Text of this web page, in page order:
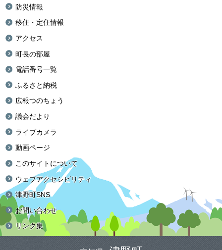
防災情報
移住・定住情報
アクセス
町長の部屋
電話番号一覧
ふるさと納税
広報つのちょう
議会だより
ライブカメラ
動画ページ
このサイトについて
ウェブアクセシビリティ
津野町SNS
お問い合わせ
リンク集